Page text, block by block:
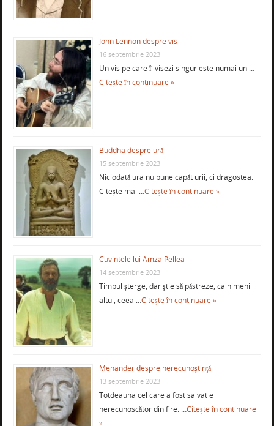
John Lennon despre vis
16 septembrie 2023
Un vis pe care îl visezi singur este numai un …
Citește în continuare »
Buddha despre ură
15 septembrie 2023
Niciodată ura nu pune capăt urii, ci dragostea.
Citește mai …Citește în continuare »
Cuvintele lui Amza Pellea
14 septembrie 2023
Timpul şterge, dar ştie să păstreze, ca nimeni
altul, ceea …Citește în continuare »
Menander despre nerecunoştinţă
13 septembrie 2023
Totdeauna cel care a fost salvat e
nerecunoscător din fire. …Citește în continuare
»